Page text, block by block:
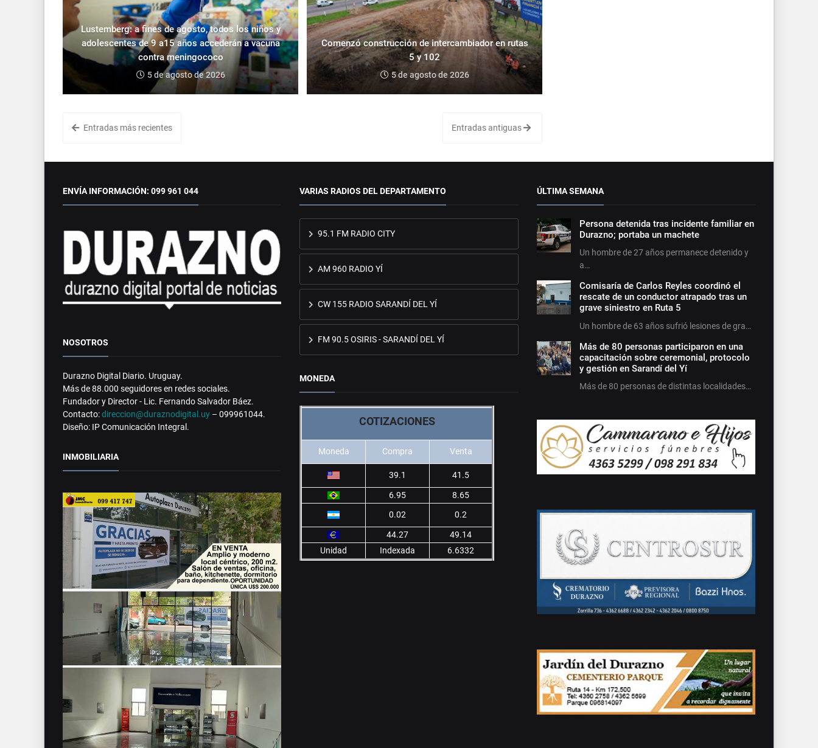
Lustemberg: a fines de agosto, todos los niños y
adolescentes de 9 a15 años accederán a vacuna
contra meningococo
5 de agosto de 2026
Comenzó construcción de intercambiador en rutas
5 y 102
5 de agosto de 2026
Entradas más recientes Entradas antiguas
ENVÍA INFORMACIÓN: 099 961 044
NOSOTROS
Durazno Digital Diario. Uruguay.
Más de 88.000 seguidores en redes sociales.
Fundador y Director - Lic. Fernando Salvador Báez.
Contacto:direccion@duraznodigital.uy – 099961044.
Diseño: IP Comunicación Integral.
INMOBILIARIA
VARIAS RADIOS DEL DEPARTAMENTO
95.1 FM RADIO CITY
AM 960 RADIO YÍ
CW 155 RADIO SARANDÍ DEL YÍ
FM 90.5 OSIRIS - SARANDÍ DEL YÍ
MONEDA
COTIZACIONES
Moneda Compra Venta
39.1 41.5
6.95
8.65
0.02
0.2
44.27
49.14
Unidad
Indexada 6.6332
ÚLTIMA SEMANA
Persona detenida tras incidente familiar en
Durazno; portaba un machete
Un hombre de 27 años permanece detenido y
a…
Comisaría de Carlos Reyles coordinó el
rescate de un conductor atrapado tras un
grave siniestro en Ruta 5
Un hombre de 63 años sufrió lesiones de gra…
Más de 80 personas participaron en una
capacitación sobre ceremonial, protocolo
y gestión en Sarandí del Yí
Más de 80 personas de distintas localidades…